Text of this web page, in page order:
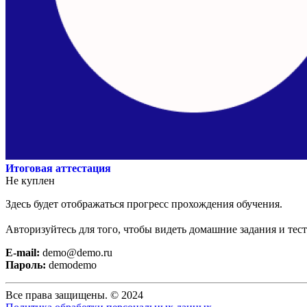
Итоговая аттестация
Не куплен
Здесь будет отображаться прогресс прохождения обучения.
Авторизуйтесь для того, чтобы видеть домашние задания и
E-mail: demo@demo.ru
Пароль: demodemo
Все права защищены. © 2024